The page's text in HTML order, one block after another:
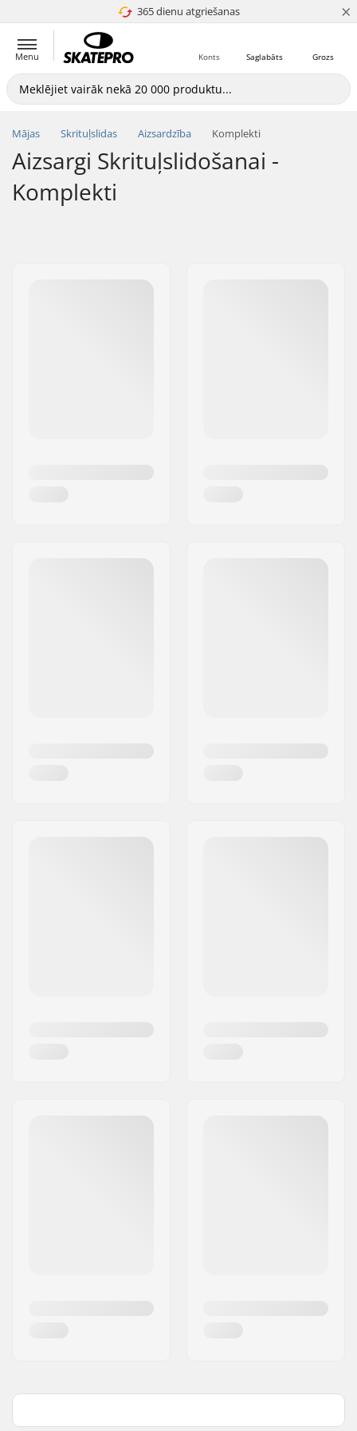
365 dienu atgriešanas
4.8 no 5 ×
Menu Grozs
Saglabāts
Konts
Mājas Skrituļslidas Aizsardzība Komplekti
Aizsargi Skrituļslidošanai -
Komplekti